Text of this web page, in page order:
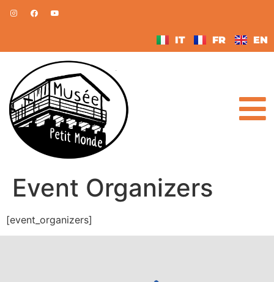
IT FR EN
Event Organizers
[event_organizers]